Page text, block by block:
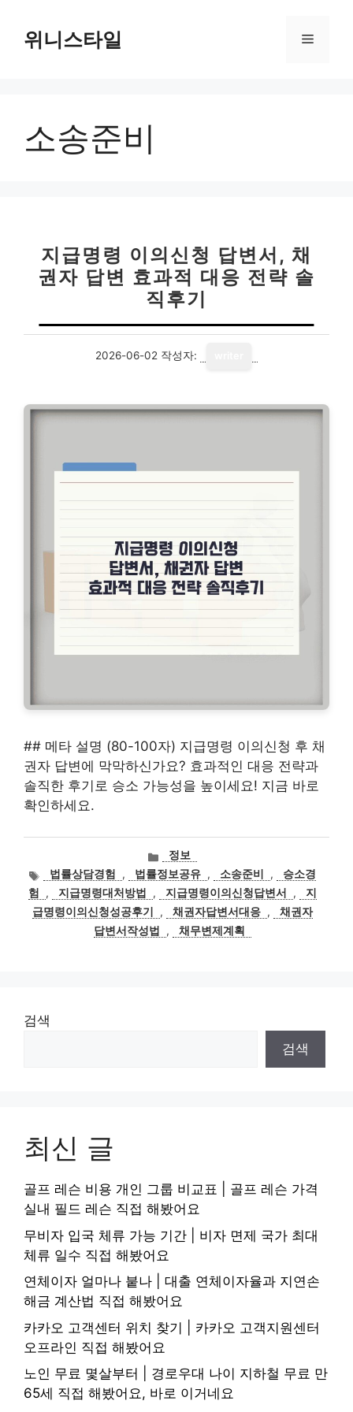
위니스타일 메
소송준비
지급명령 이의신청 답변서, 채
권자 답변 효과적 대응 전략 솔
직후기
2026-06-02 작성자:
## 메타 설명 (80-100자) 지급명령 이의신청 후 채
권자 답변에 막막하신가요? 효과적인 대응 전략과
솔직한 후기로 승소 가능성을 높이세요! 지금 바로
확인하세요.
카
테
고
리
정보
태법률상담경험 , 법률정보공유 , 소송준비 ,
승소경
험
, 지급명령대처방법 , 지급명령이의신청답변서 ,
지
급명령이의신청성공후기
, 채권자답변서대응 ,
채권자
답변서작성법
, 채무변제계획
검색
검색
최신 글
골프 레슨 비용 개인 그룹 비교표 | 골프 레슨 가격
실내 필드 레슨 직접 해봤어요
무비자 입국 체류 가능 기간 | 비자 면제 국가 최대
체류 일수 직접 해봤어요
연체이자 얼마나 붙나 | 대출 연체이자율과 지연손
해금 계산법 직접 해봤어요
카카오 고객센터 위치 찾기 | 카카오 고객지원센터
오프라인 직접 해봤어요
노인 무료 몇살부터 | 경로우대 나이 지하철 무료 만
65세 직접 해봤어요, 바로 이거네요